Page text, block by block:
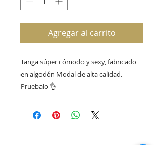
Agregar al carrito
Tanga súper cómodo y sexy, fabricado
en algodón Modal de alta calidad.
Pruebalo 👌